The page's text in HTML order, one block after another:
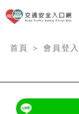
首頁
＞ 會員登入